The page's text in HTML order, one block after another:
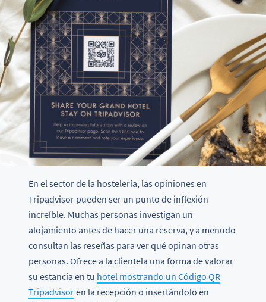
En el sector de la hostelería, las opiniones en
Tripadvisor pueden ser un punto de inflexión
increíble. Muchas personas investigan un
alojamiento antes de hacer una reserva, y a menudo
consultan las reseñas para ver qué opinan otras
personas. Ofrece a la clientela una forma de valorar
su estancia en tu hotel mostrando un Código QR
Tripadvisoren la recepción o insertándolo en